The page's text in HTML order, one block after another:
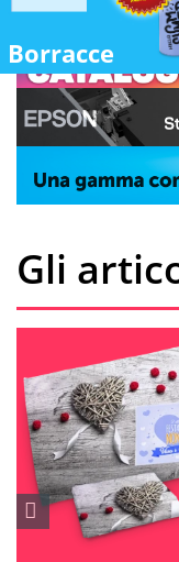
Borracce
Gli